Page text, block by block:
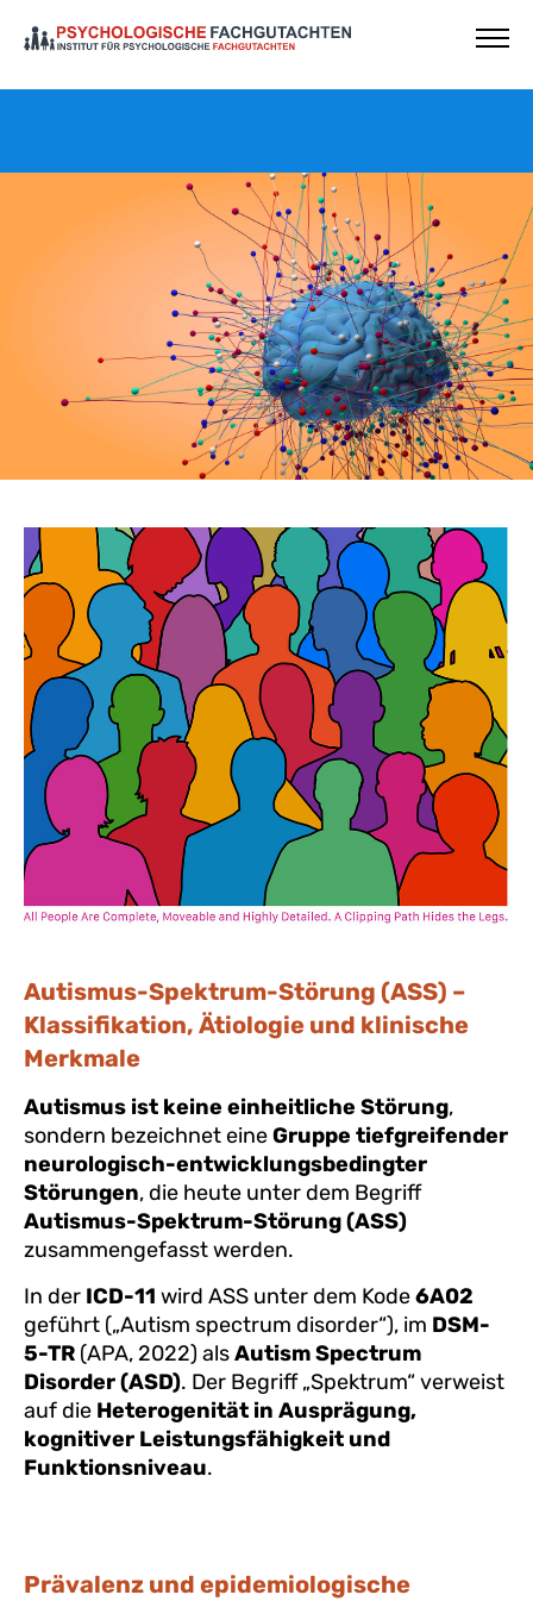
Autismus-Spektrum-Störung (ASS) –
Klassifikation, Ätiologie und klinische
Merkmale
Autismus ist keine einheitliche Störung,
sondern bezeichnet eineGruppe tiefgreifender
neurologisch-entwicklungsbedingter
Störungen, die heute unter dem Begriff
Autismus-Spektrum-Störung (ASS)
zusammengefasst werden.
In der ICD-11 wird ASS unter dem Kode6A02
geführt („Autism spectrum disorder“), im DSM-
5-TR (APA, 2022) alsAutism Spectrum
Disorder (ASD). Der Begriff „Spektrum“ verweist
auf die Heterogenität in Ausprägung,
kognitiver Leistungsfähigkeit und
Funktionsniveau.
Prävalenz und epidemiologische